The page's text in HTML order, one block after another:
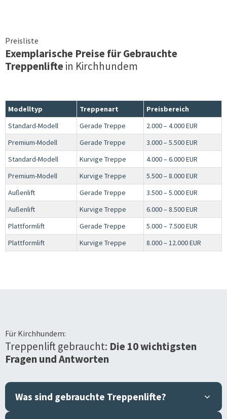
Preisliste
Exemplarische Preise für Gebrauchte
Treppenliftein Kirchhundem
Modelltyp Treppenart
Preisbereich
Standard-Modell
Gerade Treppe
2.000 – 4.000 EUR
Premium-Modell
Gerade Treppe
3.000 – 5.500 EUR
Standard-Modell
Kurvige Treppe
4.000 – 6.000 EUR
Premium-Modell
Kurvige Treppe
5.500 – 8.000 EUR
Außenlift
Gerade Treppe
3.500 – 5.000 EUR
Außenlift
Kurvige Treppe
6.000 – 8.500 EUR
Plattformlift
Gerade Treppe
5.000 – 7.500 EUR
Plattformlift
Kurvige Treppe 8.000 – 12.000 EUR
Für Kirchhundem:
Treppenlift gebraucht: Die 10 wichtigsten
Fragen und Antworten
Was sind gebrauchte Treppenlifte?